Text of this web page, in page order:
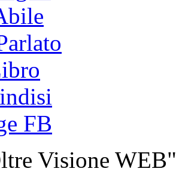
FB
Visione WEB"